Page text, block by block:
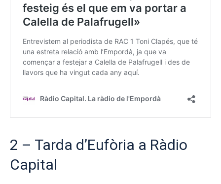
2 – Tarda d’Eufòria a Ràdio
Capital